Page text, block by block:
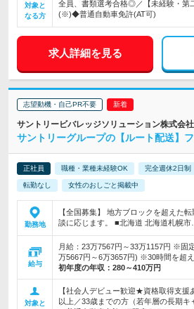
対象と
なる方
全員、書類選考合格◎／【未経験・第
(※)◆普通自動車免許(AT可)
求人詳細を見る
志望動機・自己PR不要
サントリービバレッジソリューション株式会社
サントリーグループの【ルート配送】
正社員 職種・業種未経験OK 完全週休2日制
転勤なし 女性のおしごと掲載中
勤務地
【全国募集】 地方ブロックを超えた
談に応じます。 ■北海道 北海道札幌市…
給与
月給：23万7567円～33万1157円 ※固
万5667円～6万3657円) ※30時間を超
初年度の年収： 280～410万円
対象と
【社会人デビュー歓迎★資格取得支
以上／33歳までの方（若年層の長期キ